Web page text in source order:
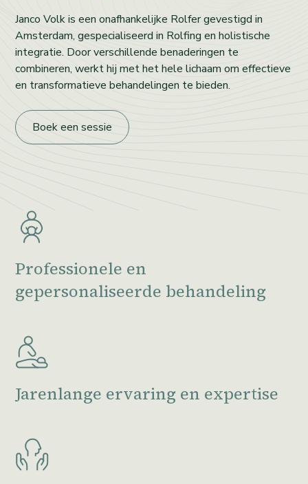
Janco Volk is een onafhankelijke Rolfer gevestigd in
Amsterdam, gespecialiseerd in Rolfing en holistische
integratie. Door verschillende benaderingen te
combineren, werkt hij met het hele lichaam om effectieve
en transformatieve behandelingen te bieden.
Boek een sessie
Professionele en
gepersonaliseerde behandeling
Jarenlange ervaring en expertise